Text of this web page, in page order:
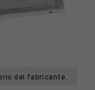
del fabricante.